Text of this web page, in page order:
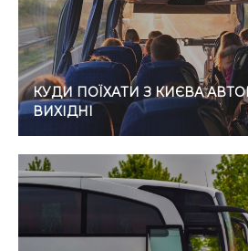
КУДИ ПОЇХАТИ З КИЄВА
ВИХІДНІ